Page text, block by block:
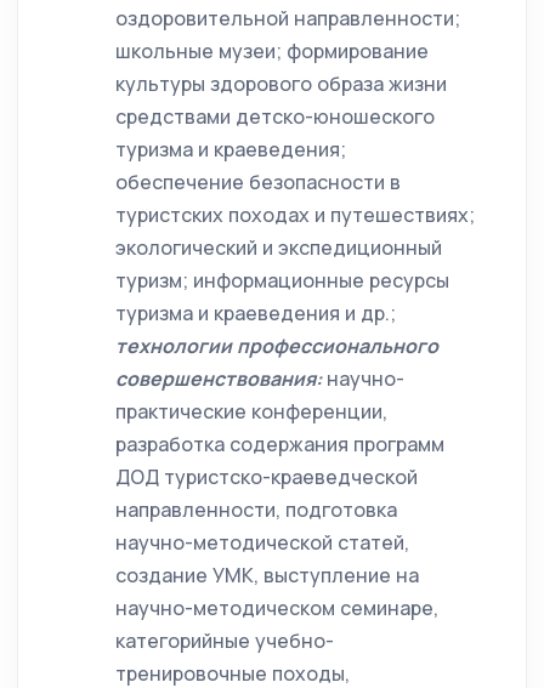
оздоровительной направленности;
школьные музеи; формирование
культуры здорового образа жизни
средствами детско-юношеского
туризма и краеведения;
обеспечение безопасности в
туристских походах и путешествиях;
экологический и экспедиционный
туризм; информационные ресурсы
туризма и краеведения и др.;
технологии профессионального
совершенствования:научно-
практические конференции,
разработка содержания программ
ДОД туристско-краеведческой
направленности, подготовка
научно-методической статей,
создание УМК, выступление на
научно-методическом семинаре,
категорийные учебно-
тренировочные походы,